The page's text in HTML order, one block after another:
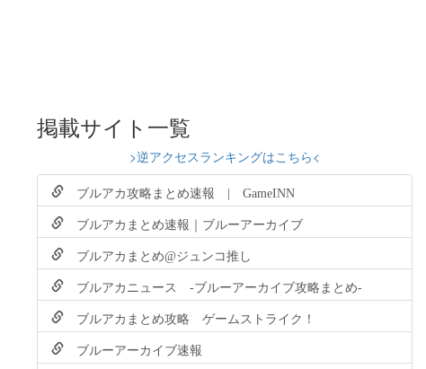
掲載サイト一覧
>逆アクセスランキングはこちら<
ブルアカ攻略まとめ速報 | GameINN
ブルアカまとめ速報｜ブルーアーカイブ
ブルアカまとめ@ジュンコ推し
ブルアカニュース -ブルーアーカイブ攻略まとめ-
ブルアカまとめ攻略 ゲームストライク！
ブルーアーカイブ速報